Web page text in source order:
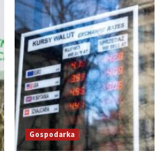
Gospodarka